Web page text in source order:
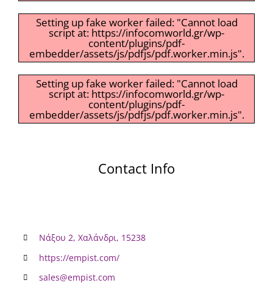
Setting up fake worker failed: "Cannot load
script at: https://infocomworld.gr/wp-
content/plugins/pdf-
embedder/assets/js/pdfjs/pdf.worker.min.js".
Setting up fake worker failed: "Cannot load
script at: https://infocomworld.gr/wp-
content/plugins/pdf-
embedder/assets/js/pdfjs/pdf.worker.min.js".
Contact Info
Νάξου 2, Χαλάνδρι, 15238
https://empist.com/
sales@empist.com